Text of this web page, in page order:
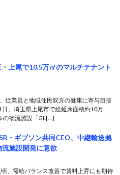
上尾で10.5万㎡のマルチテナント
従業員と地域住民双方の健康に寄与目指
日、埼玉県上尾市で総延床面積約10万
の物流施設「GL[…]
・ギブソン共同CEO、中継輸送拠
流施設開発に意欲
、需給バランス改善で賃料上昇にも期待